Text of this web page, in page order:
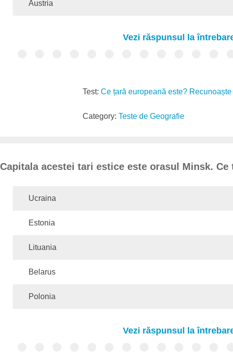
Austria
Vezi răspunsul la
Test:Ce țară europeană este?
Category:Teste de Geografie
Capitala acestei tari estice este orasul Minsk. Ce
Ucraina
Estonia
Lituania
Belarus
Polonia
Vezi răspunsul la